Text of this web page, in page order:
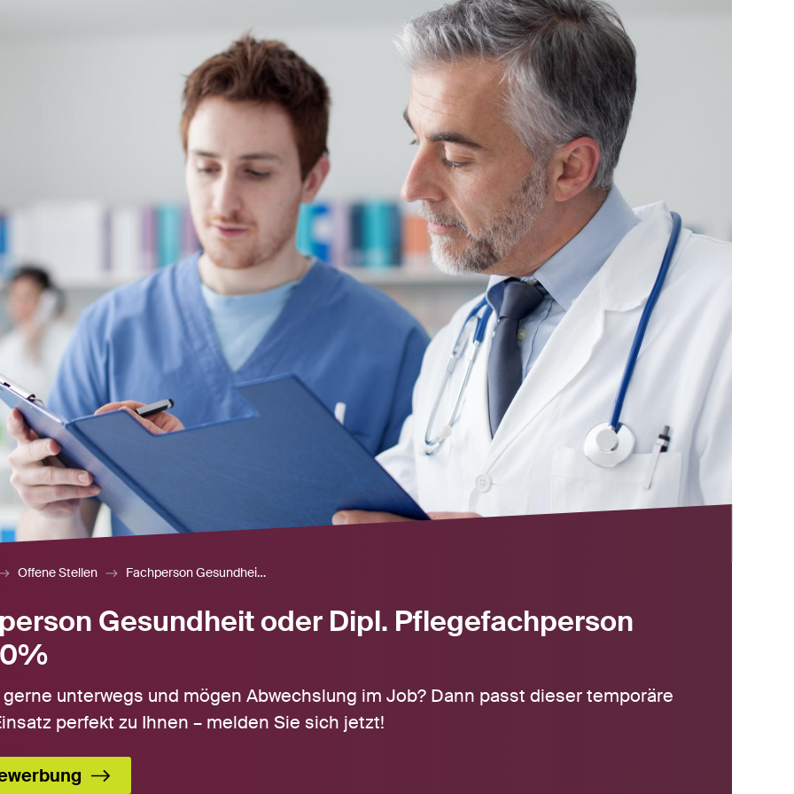
Offene Stellen Fachperson Gesundheit oder Dipl. Pflegefachperson 60-80%
Gesundheit oder Dipl. Pflegefachperson
unterwegs und mögen Abwechslung im Job? Dann passt dieser temporäre
perfekt zu Ihnen – melden Sie sich jetzt!